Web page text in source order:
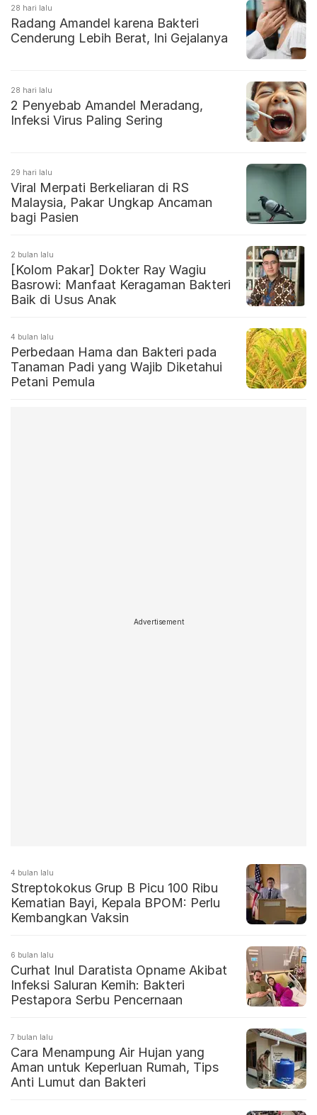
28 hari lalu
Radang Amandel karena Bakteri
Cenderung Lebih Berat, Ini Gejalanya
28 hari lalu
2 Penyebab Amandel Meradang,
Infeksi Virus Paling Sering
29 hari lalu
Viral Merpati Berkeliaran di RS
Malaysia, Pakar Ungkap Ancaman
bagi Pasien
2 bulan lalu
[Kolom Pakar] Dokter Ray Wagiu
Basrowi: Manfaat Keragaman Bakteri
Baik di Usus Anak
4 bulan lalu
Perbedaan Hama dan Bakteri pada
Tanaman Padi yang Wajib Diketahui
Petani Pemula
Advertisement
4 bulan lalu
Streptokokus Grup B Picu 100 Ribu
Kematian Bayi, Kepala BPOM: Perlu
Kembangkan Vaksin
6 bulan lalu
Curhat Inul Daratista Opname Akibat
Infeksi Saluran Kemih: Bakteri
Pestapora Serbu Pencernaan
7 bulan lalu
Cara Menampung Air Hujan yang
Aman untuk Keperluan Rumah, Tips
Anti Lumut dan Bakteri